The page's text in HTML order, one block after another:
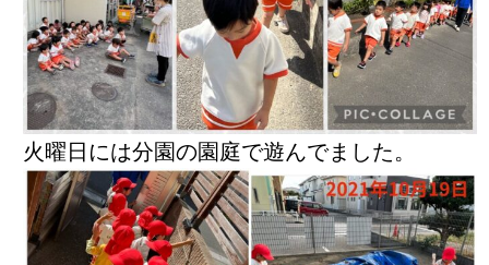
火曜日には分園の園庭で遊んでました。